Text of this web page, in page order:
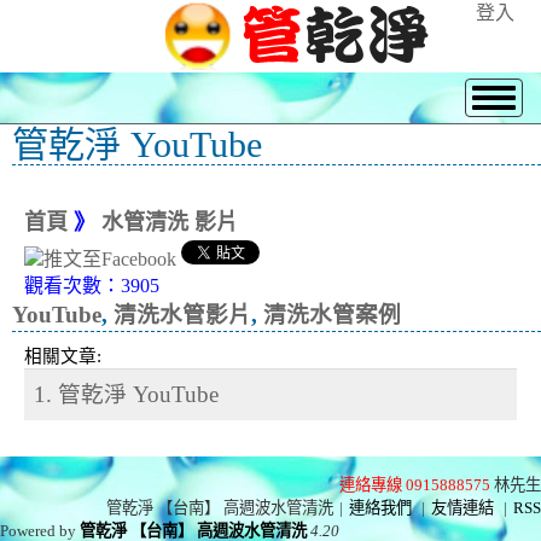
登入
管乾淨 YouTube
首頁 》 水管清洗 影片
觀看次數：3905
YouTube, 清洗水管影片, 清洗水管案例
相關文章:
1. 管乾淨 YouTube
連絡專線 0915888575 林先生
管乾淨 【台南】 高週波水管清洗 | 連絡我們 | 友情連結 | RSS
Powered by管乾淨 【台南】 高週波水管清洗 4.20